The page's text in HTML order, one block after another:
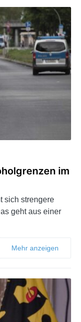
im
sich strengere
geht aus einer
Mehr anzeigen